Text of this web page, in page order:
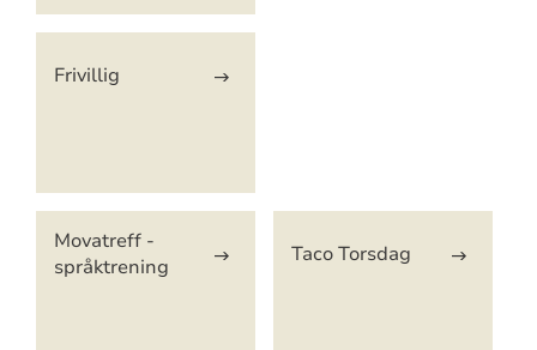
Frivillig
Movatreff -
språktrening
Taco Torsdag